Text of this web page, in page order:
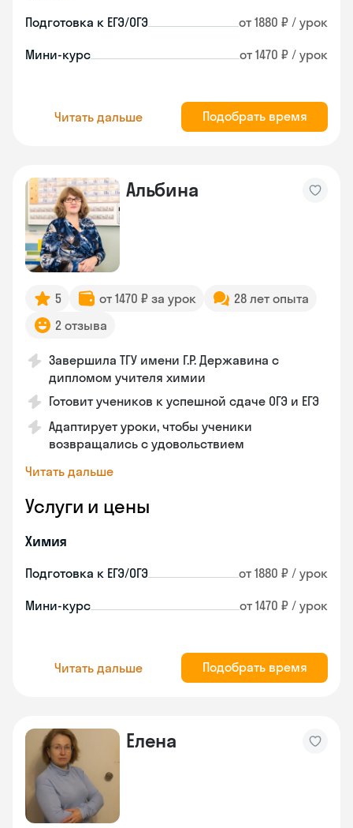
Подготовка к ЕГЭ/ОГЭ от 1880 ₽ / урок
Мини-курс от 1470 ₽ / урок
Читать дальше Подобрать время
Альбина
5 от 1470 ₽ за урок
28 лет опыта
2 отзыва
Завершила ТГУ имени Г.Р. Державина с
дипломом учителя химии
Готовит учеников к успешной сдаче ОГЭ и ЕГЭ
Адаптирует уроки, чтобы ученики
возвращались с удовольствием
Читать дальше
Услуги и цены
Химия
Подготовка к ЕГЭ/ОГЭ от 1880 ₽ / урок
Мини-курс от 1470 ₽ / урок
Читать дальше Подобрать время
Елена